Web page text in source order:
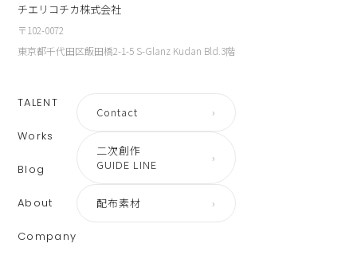
チエリコチカ株式会社
〒102-0072
東京都千代田区飯田橋2-1-5 S-Glanz Kudan Bld.3階
TALENT
Works
Blog
About
Company
Contact ›
二次創作
GUIDE LINE
›
配布素材 ›